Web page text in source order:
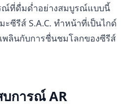
ณ์ที่ดื่มด่ำอย่างสมบูรณ์แบบนี้
ะซีรีส์ S.A.C. ทำหน้าที่เป็นไกด์
พลินกับการชื่นชมโลกของซีรีส์
การณ์ AR